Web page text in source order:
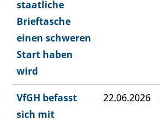
staatliche
Brieftasche
einen schweren
Start haben
wird
VfGH befasst
sich mit
22.06.2026